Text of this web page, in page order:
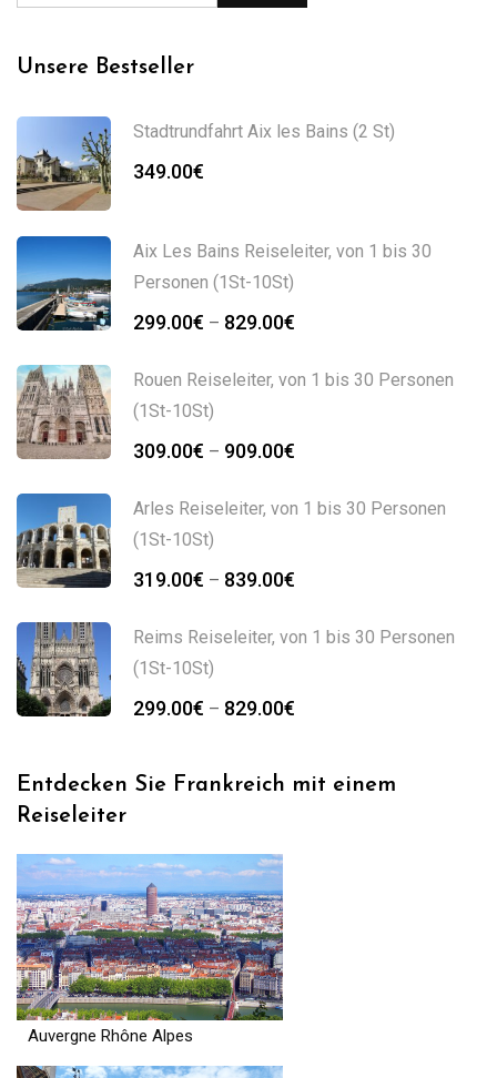
Unsere Bestseller
Stadtrundfahrt Aix les Bains (2 St)
349.00€
Aix Les Bains Reiseleiter, von 1 bis 30
Personen (1St-10St)
299.00€ – 829.00€
bis
Rouen Reiseleiter, von 1 bis 30 Personen
(1St-10St)
309.00€ – 909.00€
bis
Arles Reiseleiter, von 1 bis 30 Personen
(1St-10St)
319.00€ – 839.00€
bis
Reims Reiseleiter, von 1 bis 30 Personen
(1St-10St)
299.00€ – 829.00€
829.00€
Entdecken Sie Frankreich mit einem
Reiseleiter
Auvergne Rhône Alpes